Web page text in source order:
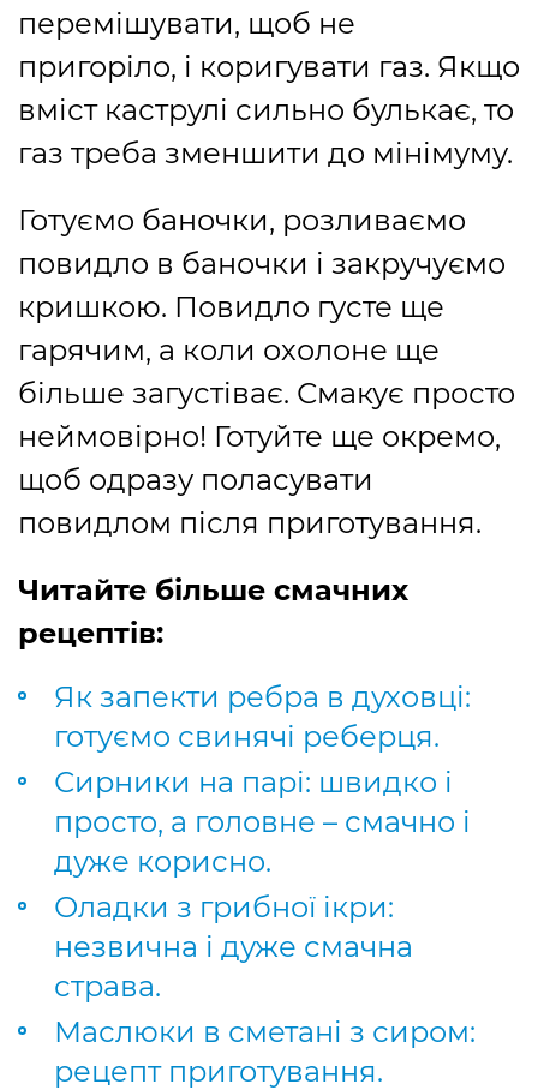
перемішувати, щоб не
пригоріло, і коригувати газ. Якщо
вміст каструлі сильно булькає, то
газ треба зменшити до мінімуму.
Готуємо баночки, розливаємо
повидло в баночки і закручуємо
кришкою. Повидло густе ще
гарячим, а коли охолоне ще
більше загустіває. Смакує просто
неймовірно! Готуйте ще окремо,
щоб одразу поласувати
повидлом після приготування.
Читайте більше смачних
рецептів:
Як запекти ребра в духовці:
готуємо свинячі реберця.
Сирники на парі: швидко і
просто, а головне – смачно і
дуже корисно.
Оладки з грибної ікри:
незвична і дуже смачна
страва.
Маслюки в сметані з сиром:
рецепт приготування.